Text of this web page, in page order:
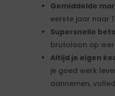
Gemiddelde
eerste jaar naar
Supersnelle
brutoloon op
Altijd je eigen
je goed werk
aannemen,